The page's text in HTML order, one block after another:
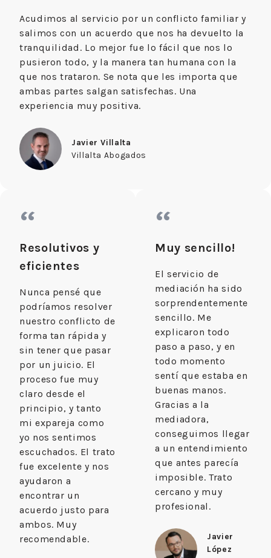
Acudimos al servicio por un conflicto familiar y
salimos con un acuerdo que nos ha devuelto la
tranquilidad. Lo mejor fue lo fácil que nos lo
pusieron todo, y la manera tan humana con la
que nos trataron. Se nota que les importa que
ambas partes salgan satisfechas. Una
experiencia muy positiva.
Javier Villalta
Villalta Abogados
“
Resolutivos y
eficientes
Nunca pensé que
podríamos resolver
nuestro conflicto de
forma tan rápida y
sin tener que pasar
por un juicio. El
proceso fue muy
claro desde el
principio, y tanto
mi expareja como
yo nos sentimos
escuchados. El trato
fue excelente y nos
ayudaron a
encontrar un
acuerdo justo para
ambos. Muy
recomendable.
“
Muy sencillo!
El servicio de
mediación ha sido
sorprendentemente
sencillo. Me
explicaron todo
paso a paso, y en
todo momento
sentí que estaba en
buenas manos.
Gracias a la
mediadora,
conseguimos llegar
a un entendimiento
que antes parecía
imposible. Trato
cercano y muy
profesional.
Javier
López